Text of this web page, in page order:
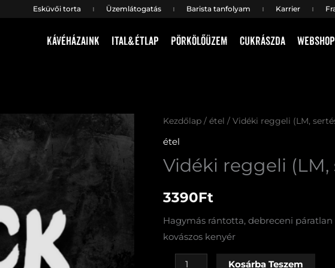
Esküvői torta Üzemlátogatás Barista tanfolyam Karrier
Kávéházaink Ital&étlap Pörkölőüzem Cukrászda Webshop
Kezdőlap / étel / Vidéki reggeli (LM,
étel
Vidéki reggeli (LM,
3390Ft
Hagymás rántotta, debreceni páratlan
kovászos kenyér
Vidéki
reggeli
sertés)
Kosárba Teszem